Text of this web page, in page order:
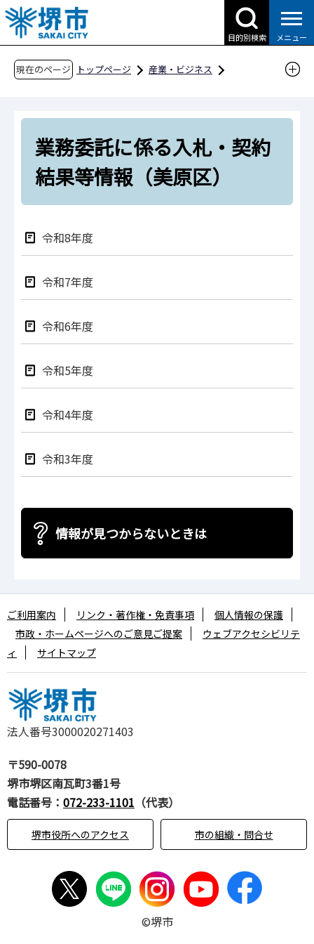
こ
の
ペ
目的別検索 メニュー
現在のページ トップページ
産業・ビジネス
物品調達、業務委託・役務の提供、賃借・売払
い
入札・契約結果情報
業務委託に係る入札・契約結果等情報
業務委託に係る入札・契約結果等情報（美原
業務委託に係る入札・契約
結果等情報（美原区）
令和8年度
令和7年度
令和6年度
令和5年度
令和4年度
令和3年度
情報が見つからないときは
法人番号3000020271403
〒590-0078
堺市堺区南瓦町3番1号
電話番号： 072-233-1101 （代表）
堺市役所へのアクセス 市の組織・問合せ
ご利用案内 リンク・著作権・免責事項
個人情報の保護
市政・ホームページへのご意見ご提案
ウェブアクセシビリテ
ィ
サイトマップ
©堺市